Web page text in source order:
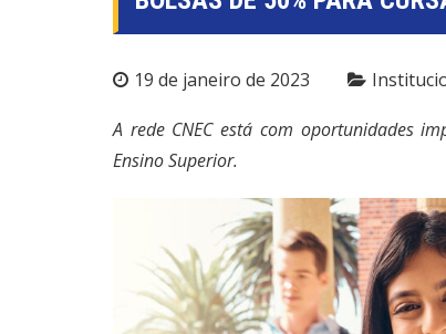
19 de janeiro de 2023
A rede CNEC está com oportunidades
Ensino Superior.